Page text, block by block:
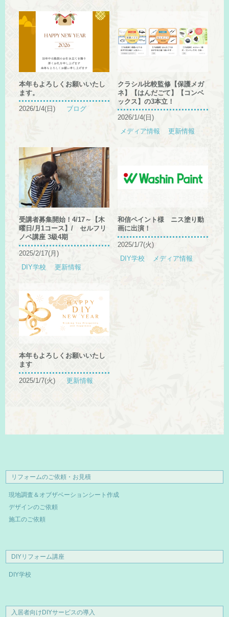
本年もよろしくお願いいたし
ます。
2026/1/4(日) ブログ
クラシル比較監修【保護メガ
ネ】【はんだごて】【コンベ
ックス】の3本立！
2026/1/4(日)
メディア情報
更新情報
受講者募集開始！4/17～【木
曜日/月1コース】/ セルフリ
ノベ講座 3級4期
2025/2/17(月)
DIY学校
更新情報
和信ペイント様 ニス塗り動
画に出演！
2025/1/7(火)
DIY学校
メディア情報
本年もよろしくお願いいたし
ます
2025/1/7(火) 更新情報
リフォームのご依頼・お見積
現地調査＆オブザベーションシート作成
デザインのご依頼
施工のご依頼
DIYリフォーム講座
DIY学校
入居者向けDIYサービスの導入